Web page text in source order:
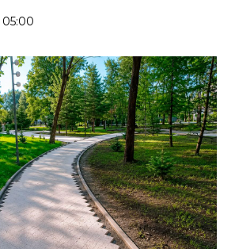
05:00